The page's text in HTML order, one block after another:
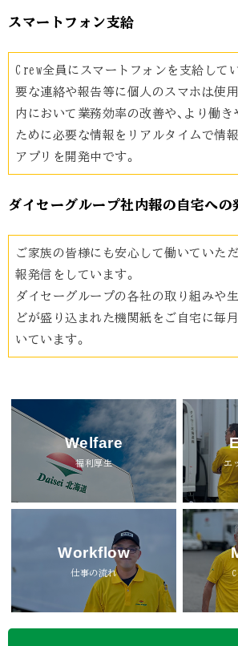
スマートフォン支給
Crew全員にスマートフォンを支給して
要な連絡や報告等に個人のスマホは使
内において業務効率の改善や、より働
ために必要な情報をリアルタイムで情
アプリを開発中です。
ダイセーグループ社内報の自宅への
ご家族の皆様にも安心して働いていた
報発信をしています。
ダイセーグループの各社の取り組みや
どが盛り込まれた機関紙をご自宅に毎
いています。
Welfare
福利厚生
エ
Workflow
仕事の流れ